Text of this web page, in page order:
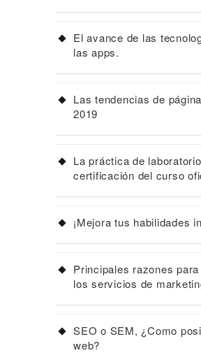
El avance de las
las apps.
Las tendencias de
2019
La práctica de
certificación del curso
¡Mejora tus habilidades
Principales razones
los servicios de
SEO o SEM, ¿Como
web?